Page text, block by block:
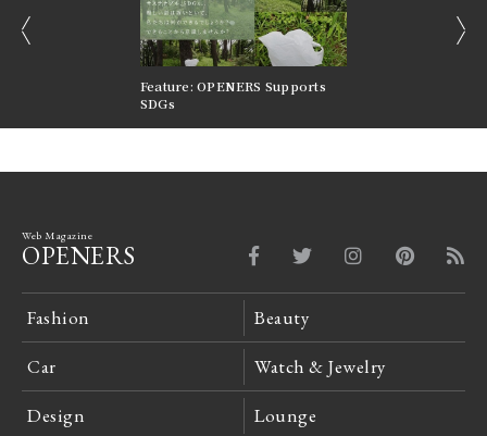
Feature: OPENERS Supports
SDGs
Web Magazine
OPENERS
Fashion Beauty
Car Watch & Jewelry
Design Lounge